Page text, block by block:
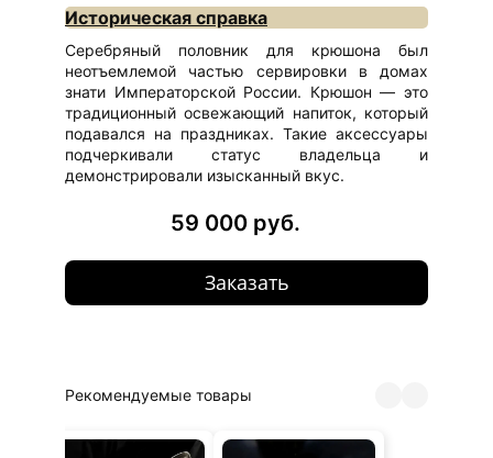
Историческая справка
Серебряный половник для крюшона был
неотъемлемой частью сервировки в домах
знати Императорской России. Крюшон — это
традиционный освежающий напиток, который
подавался на праздниках. Такие аксессуары
подчеркивали статус владельца и
демонстрировали изысканный вкус.
59 000 руб.
Заказать
Рекомендуемые товары